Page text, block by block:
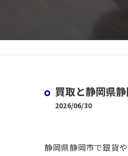
買取と静岡県
2026/06/30
静岡県静岡市で銀貨